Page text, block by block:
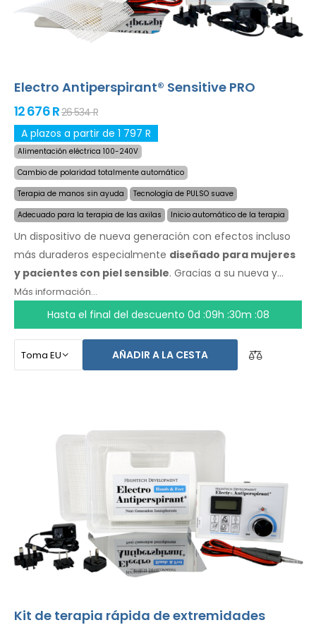
Electro Antiperspirant® Sensitive PRO
12 676 R26 534 R
A plazos a partir de 1 797 R
Alimentación eléctrica 100-240V
Cambio de polaridad totalmente automático
Terapia de manos sin ayuda
Tecnología de PULSO suave
Adecuado para la terapia de las axilas
Inicio automático de la terapia
Un dispositivo de nueva generación con efectos incluso
más duraderos especialmente diseñado para mujeres
y pacientes con piel sensible. Gracias a su nueva y
revolucionaria tecnogología, puede detener la sudoración
de forma rápida y por un largo tiempo. Especialmente
diseñado para el tratamiento de los pies, axilas, y ambas
manos sin ayuda de otras personas (todo incluido en el
Más información...
Hasta el final del descuento 0d :09h :30m :07
AÑADIR A LA CESTA
Kit de terapia rápida de extremidades